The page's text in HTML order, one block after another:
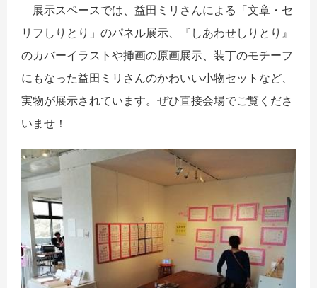
展示スペースでは、益田ミリさんによる「文章・セ
リフしりとり」のパネル展示、『しあわせしりとり』
のカバーイラストや挿画の原画展示、装丁のモチーフ
にもなった益田ミリさんのかわいい小物セットなど、
実物が展示されています。ぜひ直接会場でご覧くださ
いませ！